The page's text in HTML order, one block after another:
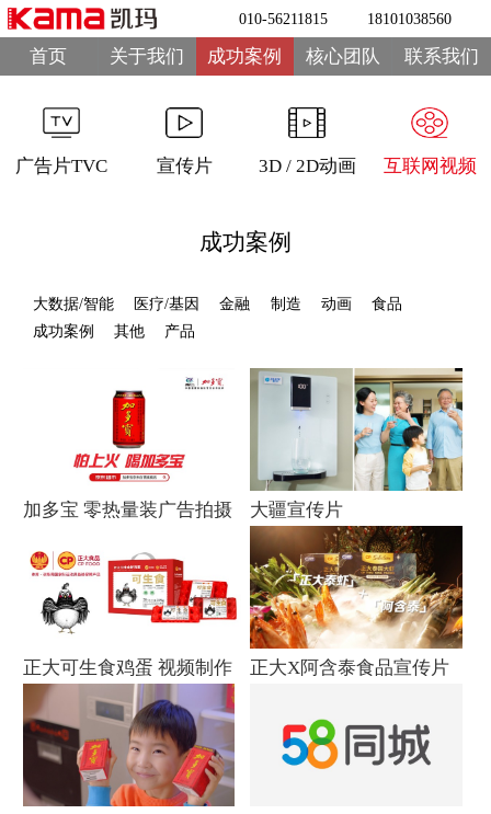
010-56211815 18101038560
首页 关于我们 成功案例 核心团队 联系我们
广告片TVC 宣传片 3D / 2D动画 互联网视频
成功案例
大数据/智能 医疗/基因 金融 制造 动画
食品
成功案例
其他 产品
加多宝 零热量装广告拍摄 大疆宣传片
正大可生食鸡蛋 视频制作 正大X阿含泰食品宣传片